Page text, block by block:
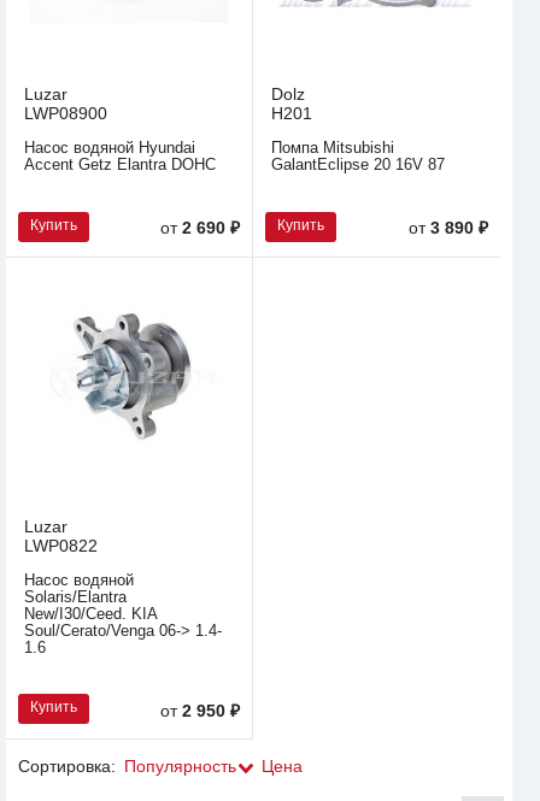
Luzar
LWP08900
Насос водяной Hyundai
Accent Getz Elantra DOHC
Купить от2 690 ₽
Dolz
H201
Помпа Mitsubishi
GalantEclipse 20 16V 87
Купить от3 890 ₽
Luzar
LWP0822
Насос водяной
Solaris/Elantra
New/I30/Ceed. KIA
Soul/Cerato/Venga 06-> 1.4-
1.6
Купить от2 950 ₽
Сортировка: Популярность Цена